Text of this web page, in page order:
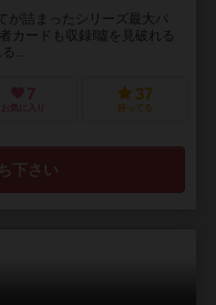
が詰まったシリーズ最大パ
カードも収録!噓を見破れる
...
7
お気に入り
37
持ってる
下さい